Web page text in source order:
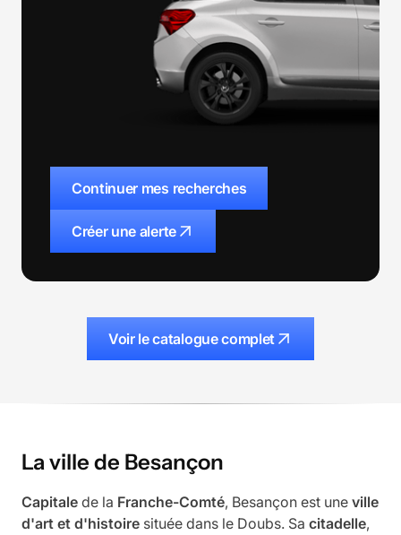
Continuer mes recherches
Créer une alerte
Voir le catalogue complet
La ville de Besançon
Capitale de la Franche-Comté, Besançon est une ville
d'art et d'histoire située dans le Doubs. Sa citadelle,